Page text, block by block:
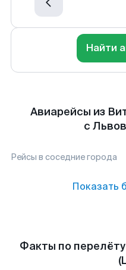
Найти
Авиарейсы из
с
Рейсы в соседние города
Показать
Факты по